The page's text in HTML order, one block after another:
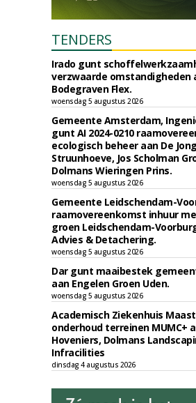
TENDERS
Irado gunt
verzwaarde omstandigheden
Bodegraven Flex.
woensdag 5 augustus 2026
Gemeente Amsterdam,
gunt AI 2024-0210
ecologisch beheer aan De
Struunhoeve, Jos Scholman
Dolmans Wieringen Prins.
woensdag 5 augustus 2026
Gemeente Leidschendam-
raamovereenkomst inhuur
groen Leidschendam-
Advies & Detachering.
woensdag 5 augustus 2026
Dar gunt maaibestek
aan Engelen Groen Uden.
woensdag 5 augustus 2026
Academisch Ziekenhuis
onderhoud terreinen MUMC+
Hoveniers, Dolmans
Infracilities
dinsdag 4 augustus 2026